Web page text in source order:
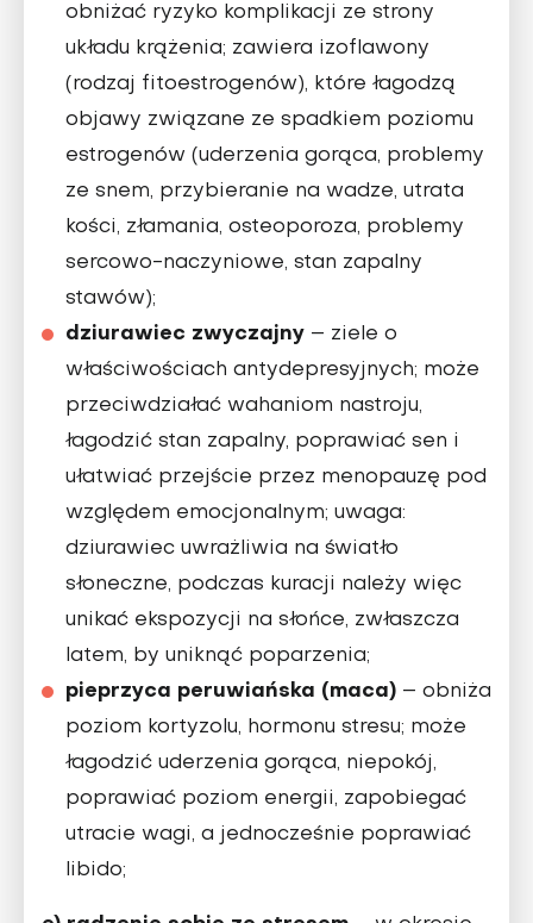
obniżać ryzyko komplikacji ze strony
układu krążenia; zawiera izoflawony
(rodzaj fitoestrogenów), które łagodzą
objawy związane ze spadkiem poziomu
estrogenów (uderzenia gorąca, problemy
ze snem, przybieranie na wadze, utrata
kości, złamania, osteoporoza, problemy
sercowo-naczyniowe, stan zapalny
stawów);
dziurawiec zwyczajny – ziele o
właściwościach antydepresyjnych; może
przeciwdziałać wahaniom nastroju,
łagodzić stan zapalny, poprawiać sen i
ułatwiać przejście przez menopauzę pod
względem emocjonalnym; uwaga:
dziurawiec uwrażliwia na światło
słoneczne, podczas kuracji należy więc
unikać ekspozycji na słońce, zwłaszcza
latem, by uniknąć poparzenia;
pieprzyca peruwiańska (maca) – obniża
poziom kortyzolu, hormonu stresu; może
łagodzić uderzenia gorąca, niepokój,
poprawiać poziom energii, zapobiegać
utracie wagi, a jednocześnie poprawiać
libido;